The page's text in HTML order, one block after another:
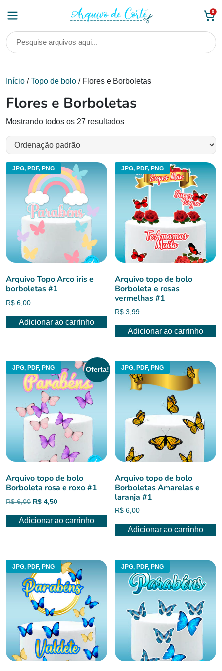
0
Início /Topo de bolo / Flores e Borboletas
Flores e Borboletas
Mostrando todos os 27 resultados
JPG, PDF, PNG
Arquivo Topo Arco iris e
borboletas #1
R$ 6,00
Adicionar ao carrinho
JPG, PDF, PNG
Arquivo topo de bolo
Borboleta e rosas
vermelhas #1
R$ 3,99
Adicionar ao carrinho
JPG, PDF, PNG Oferta!
Arquivo topo de bolo
Borboleta rosa e roxo #1
R$6,00 O
original
R$ 4,50O
atual
Adicionar ao carrinho
JPG, PDF, PNG
Arquivo topo de bolo
Borboletas Amarelas e
laranja #1
R$ 6,00
Adicionar ao carrinho
JPG, PDF, PNG JPG, PDF, PNG